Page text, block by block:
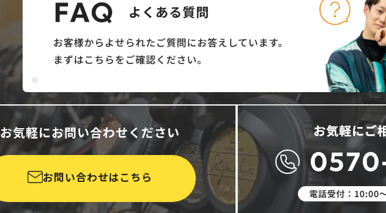
お気軽にお問い合わせください
お問い合わせはこちら